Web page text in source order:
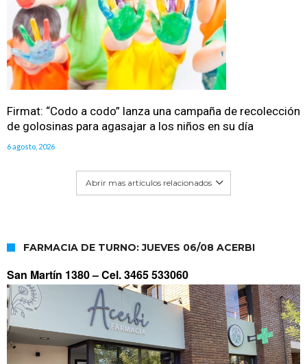
Firmat: “Codo a codo” lanza una campaña de recolección
de golosinas para agasajar a los niños en su día
6 agosto, 2026
Abrir mas artículos relacionados
FARMACIA DE TURNO: JUEVES 06/08 ACERBI
San Martín 1380 –Cel. 3465 533060